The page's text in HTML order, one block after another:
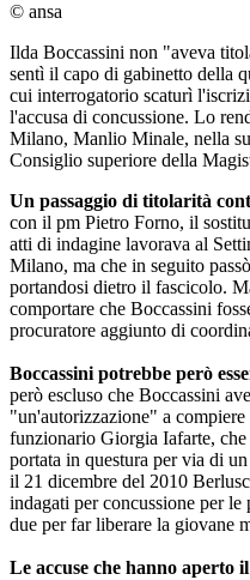
© ansa
Ilda Boccassini non "aveva
sentì il capo di gabinetto della
cui interrogatorio scaturì
l'accusa di concussione. Lo
Milano, Manlio Minale, nella
Consiglio superiore della
Un passaggio di titolarità
con il pm Pietro Forno, il
atti di indagine lavorava al
Milano, ma che in seguito
portandosi dietro il fascicolo.
comportare che Boccassini
procuratore aggiunto di
Boccassini potrebbe però
però escluso che Boccassini
"un'autorizzazione" a
funzionario Giorgia Iafarte,
portata in questura per via di
il 21 dicembre del 2010
indagati per concussione per le
due per far liberare la giovane
Le accuse che hanno aperto